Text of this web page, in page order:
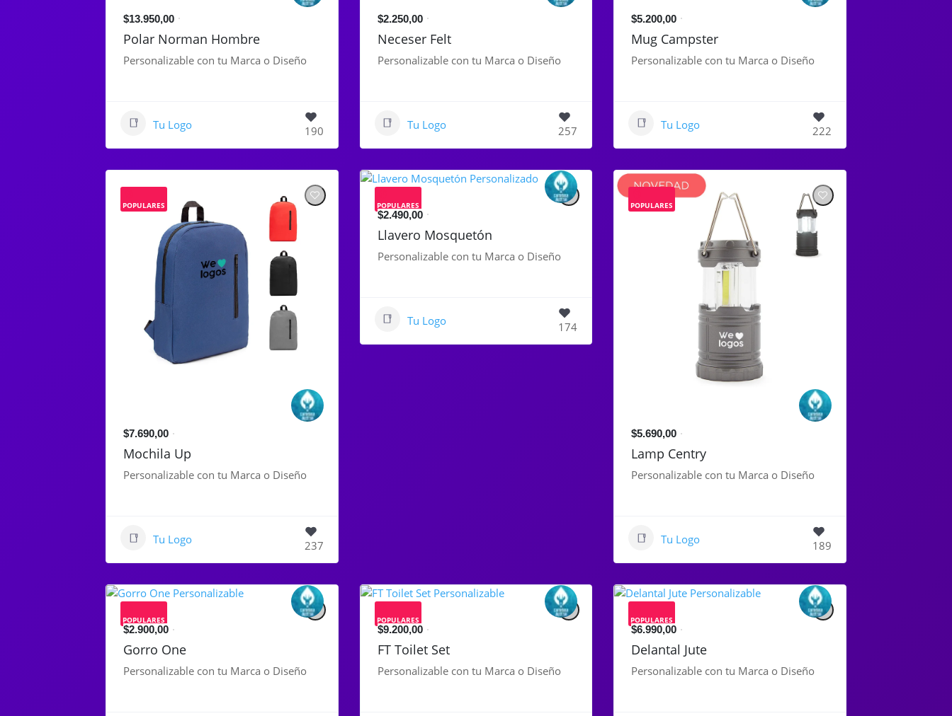
$13.950,00
Polar Norman Hombre
Personalizable con tu Marca o Diseño
Tu Logo 190
$2.250,00
Neceser Felt
Personalizable con tu Marca o Diseño
Tu Logo 257
$5.200,00
Mug Campster
Personalizable con tu Marca o Diseño
Tu Logo 222
POPULARES
$7.690,00
Mochila Up
Personalizable con tu Marca o Diseño
Tu Logo 237
POPULARES
$2.490,00
Llavero Mosquetón
Personalizable con tu Marca o Diseño
Tu Logo 174
POPULARES
$5.690,00
Lamp Centry
Personalizable con tu Marca o Diseño
Tu Logo 189
POPULARES
$2.900,00
Gorro One
Personalizable con tu Marca o Diseño
POPULARES
$9.200,00
FT Toilet Set
Personalizable con tu Marca o Diseño
POPULARES
$6.990,00
Delantal Jute
Personalizable con tu Marca o Diseño